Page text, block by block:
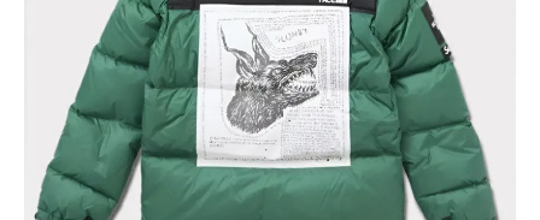
Supreme シュプ
リーム 2024AW
The North
Face Nuptse
Jacket ノースフ
ェイスヌプシジャ
ケット グリーン 緑
¥107,980
(税込)